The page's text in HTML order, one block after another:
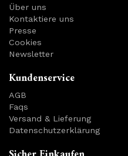
Über uns
Kontaktiere uns
Presse
Cookies
Newsletter
Kundenservice
AGB
Faqs
Versand & Lieferung
Datenschutzerklärung